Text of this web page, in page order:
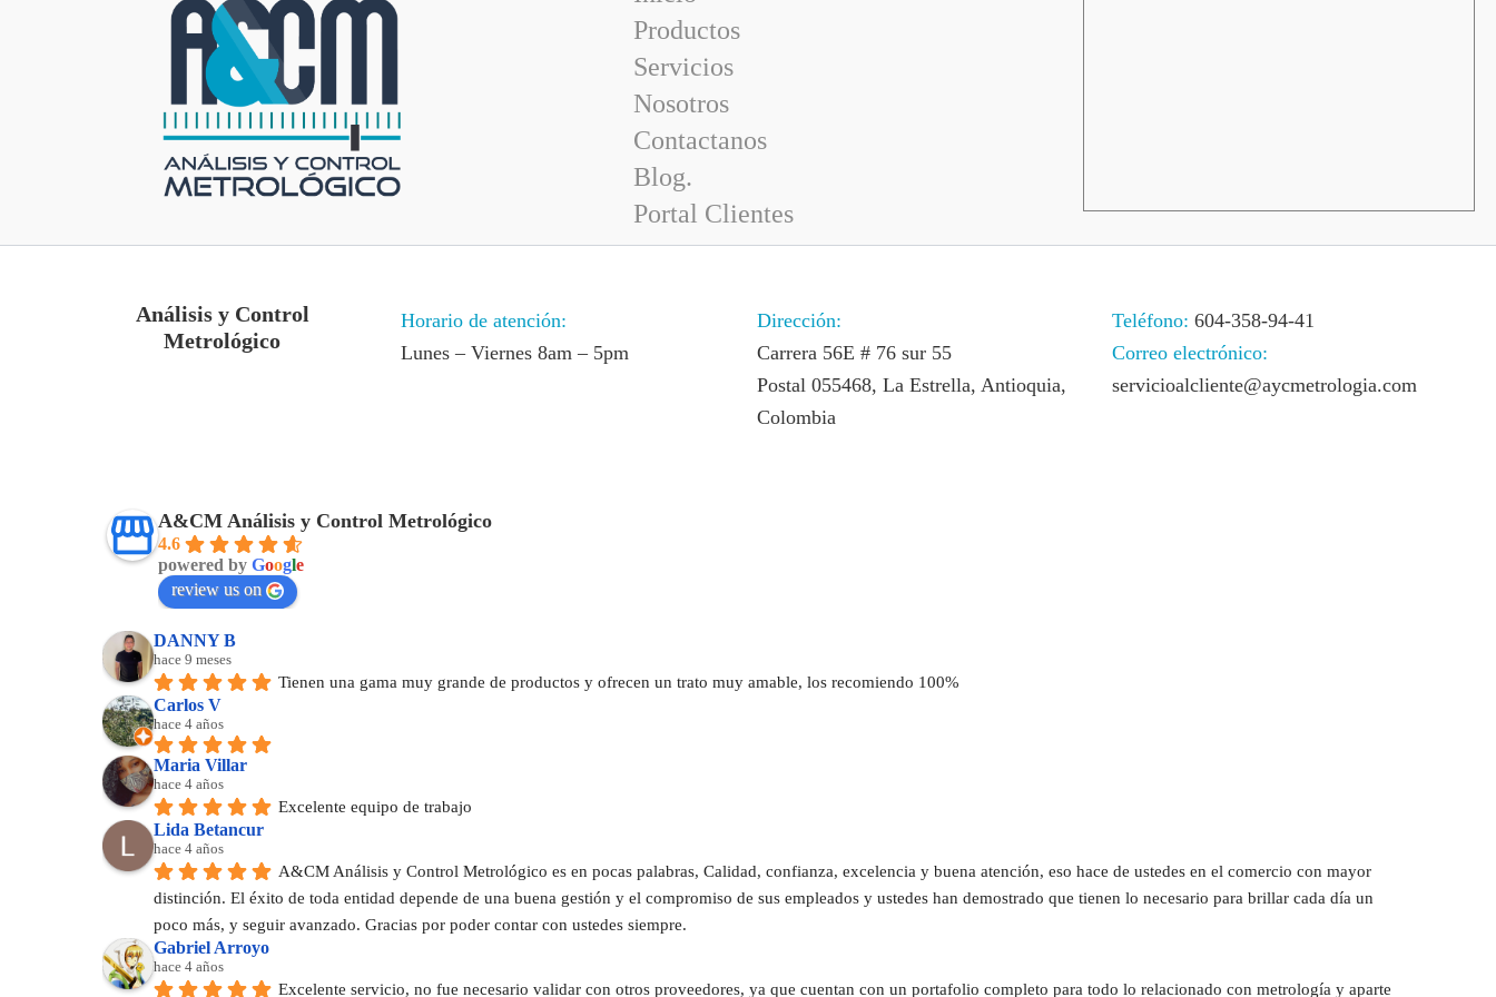
Productos
Servicios
Nosotros
Contactanos
Blog.
Portal Clientes
Análisis y Control
Metrológico
Horario de atención:
Lunes – Viernes 8am – 5pm
Dirección:
Carrera 56E # 76 sur 55
Postal 055468, La Estrella, Antioquia,
Colombia
Teléfono: 604-358-94-41
Correo electrónico:
servicioalcliente@aycmetrologia.com
A&CM Análisis y Control Metrológico
4.6
powered by Google
review us on
DANNY B
hace 9 meses
Tienen una gama muy grande de productos y ofrecen un trato muy amable, los recomiendo 100%
Carlos V
hace 4 años
Maria Villar
hace 4 años
Excelente equipo de trabajo
Lida Betancur
hace 4 años
A&CM Análisis y Control Metrológico es en pocas palabras, Calidad, confianza, excelencia y buena atención, eso hace de ustedes en el comercio con mayor
distinción. El éxito de toda entidad depende de una buena gestión y el compromiso de sus empleados y ustedes han demostrado que tienen lo necesario para brillar cada día un
poco más, y seguir avanzado. Gracias por poder contar con ustedes siempre.
Gabriel Arroyo
hace 4 años
Excelente servicio, no fue necesario validar con otros proveedores, ya que cuentan con un portafolio completo para todo lo relacionado con metrología y aparte